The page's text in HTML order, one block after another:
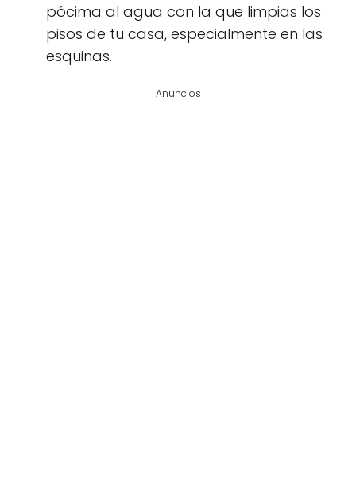
pócima al agua con la que limpias los
pisos de tu casa, especialmente en las
esquinas.
Anuncios